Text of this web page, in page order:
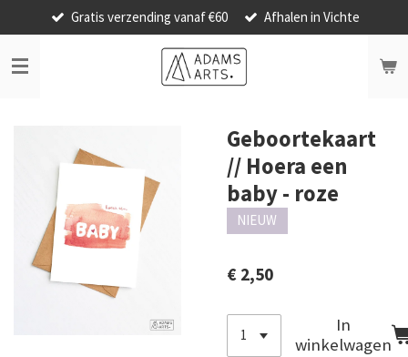
direct
naar
de
Gratis verzending vanaf €60 Afhalen in Vichte
Geboortekaart
// Hoera een
baby - roze
NIEUW
€ 2,50
In
winkelwagen